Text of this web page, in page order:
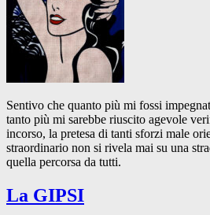
Sentivo che quanto più mi fossi
tanto più mi sarebbe riuscito agevole
incorso, la pretesa di tanti sforzi male
straordinario non si rivela mai su una
quella percorsa da tutti.
La GIPSI